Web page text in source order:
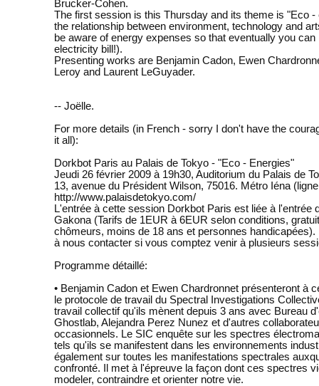
Brucker-Cohen.
The first session is this Thursday and its theme is "Eco -
the relationship between environment, technology and
be aware of energy expenses so that eventually you can
electricity bill!).
Presenting works are Benjamin Cadon, Ewen
Leroy and Laurent LeGuyader.
-- Joëlle.
For more details (in French - sorry I don't have the
it all):
Dorkbot Paris au Palais de Tokyo - "Eco - Energies"
Jeudi 26 février 2009 à 19h30, Auditorium du Palais de
13, avenue du Président Wilson, 75016. Métro Iéna
http://www.palaisdetokyo.com/
L'entrée à cette session Dorkbot Paris est liée à l'entrée
Gakona (Tarifs de 1EUR à 6EUR selon conditions,
chômeurs, moins de 18 ans et personnes
à nous contacter si vous comptez venir à plusieurs
Programme détaillé:
• Benjamin Cadon et Ewen Chardronnet présenteront à
le protocole de travail du Spectral Investigations
travail collectif qu'ils mènent depuis 3 ans avec Bureau
Ghostlab, Alejandra Perez Nunez et d'autres
occasionnels. Le SIC enquête sur les spectres
tels qu'ils se manifestent dans les environnements
également sur toutes les manifestations spectrales
confronté. Il met à l'épreuve la façon dont ces spectres
modeler, contraindre et orienter notre vie.